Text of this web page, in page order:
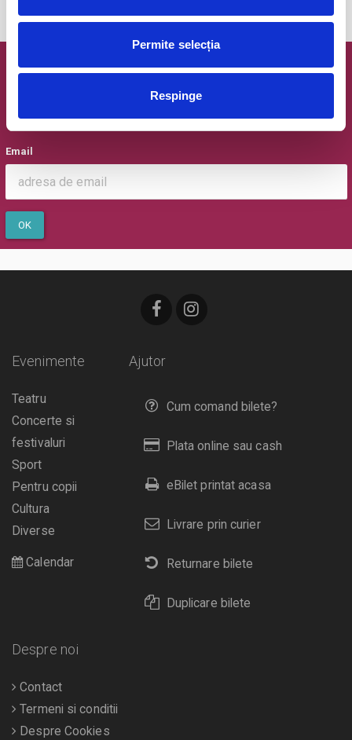
Permite selecția
Respinge
Newsletter @ Bilete.ro
Email
OK
Ajutor
Cum comand bilete?
Plata online sau cash
eBilet printat acasa
Livrare prin curier
Returnare bilete
Duplicare bilete
Evenimente
Teatru
Concerte si
festivaluri
Sport
Pentru copii
Cultura
Diverse
Calendar
Despre noi
Contact
Termeni si conditii
Despre Cookies